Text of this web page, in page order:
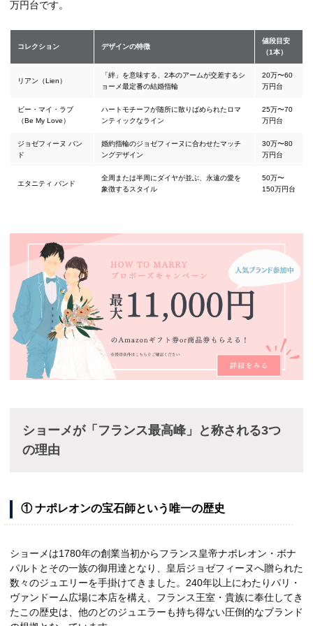
万円台です。
コレクション デザインの特徴
値段目安
（1本）
リアン（Lien）
「絆」を意味する、2本のアームが交差するシ
ョーメ最定番の結婚指輪
20万〜60
万円台
ビー・マイ・ラブ
（Be My Love）
ハートモチーフが随所に散りばめられたロマ
ンティックなライン
25万〜70
万円台
ジョゼフィーヌ バン
ド
婚約指輪のジョゼフィーヌに合わせたマッチ
ングデザイン
30万〜80
万円台
エタニティ バンド
全周または半周にダイヤが並ぶ、永遠の愛を
象徴するスタイル
50万〜
150万円台
ショーメが「フランス最高峰」と称される3つ
の理由
① ナポレオンの宝石師という唯一の歴史
ショーメは1780年の創業当初からフランス皇帝ナポレオン・ボナ
パルトとその一族の御用達となり、皇后ジョゼフィーヌへ贈られた
数々のジュエリーを手掛けてきました。240年以上にわたりパリ・
ヴァンドーム広場に本店を構え、フランス王室・貴族に奉仕してき
たこの歴史は、他のどのジュエラーも持ち得ない圧倒的なブランド